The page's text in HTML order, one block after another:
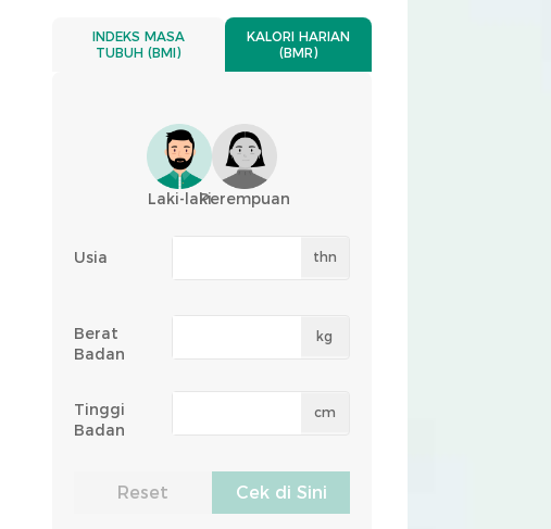
INDEKS MASA
TUBUH (BMI)
KALORI HARIAN
(BMR)
Laki-lakiPerempuan
Usia thn
Berat
Badan
kg
Tinggi
Badan
cm